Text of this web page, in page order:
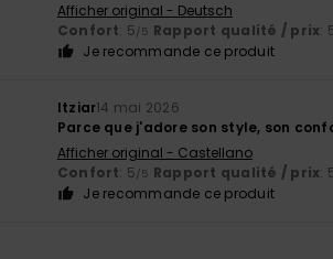
Afficher original - Deutsch
Confort: 5/5 Rapport qualité / prix:
Je recommande ce produit
Itziar14 mai 2026
Parce que j'adore son style, son
Afficher original - Castellano
Confort: 5/5 Rapport qualité / prix:
Je recommande ce produit